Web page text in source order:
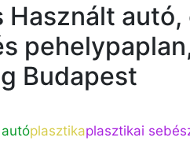
Használt
Budapest
plasztikaplasztikai